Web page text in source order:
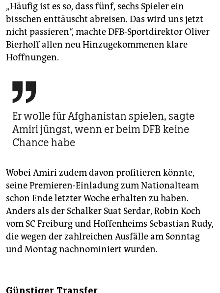
„Häufig ist es so, dass fünf, sechs Spieler ein
bisschen enttäuscht abreisen. Das wird uns jetzt
nicht passieren“, machte DFB-Sportdirektor Oliver
Bierhoff allen neu Hinzugekommenen klare
Hoffnungen.

Er wolle für Afghanistan spielen, sagte
Amiri jüngst, wenn er beim DFB keine
Chance habe
Wobei Amiri zudem davon profitieren könnte,
seine Premieren-Einladung zum Nationalteam
schon Ende letzter Woche erhalten zu haben.
Anders als der Schalker Suat Serdar, Robin Koch
vom SC Freiburg und Hoffenheims Sebastian Rudy,
die wegen der zahlreichen Ausfälle am Sonntag
und Montag nachnominiert wurden.